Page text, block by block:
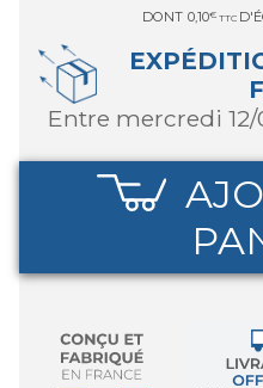
DONT 0,10€ TTC
entre mercredi